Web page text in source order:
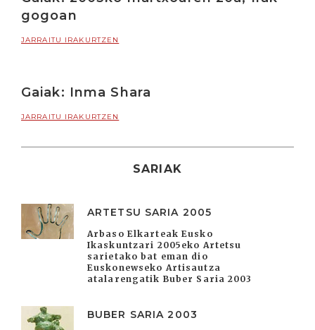
gogoan
JARRAITU IRAKURTZEN
Gaiak: Inma Shara
JARRAITU IRAKURTZEN
SARIAK
ARTETSU SARIA 2005
Arbaso Elkarteak Eusko
Ikaskuntzari 2005eko Artetsu
sarietako bat eman dio
Euskonewseko Artisautza
atalarengatik Buber Saria 2003
BUBER SARIA 2003